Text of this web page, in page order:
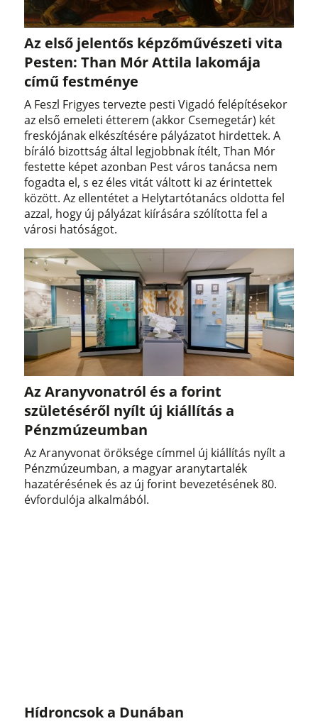
Az első jelentős képzőművészeti vita
Pesten: Than Mór Attila lakomája
című festménye
A Feszl Frigyes tervezte pesti Vigadó felépítésekor
az első emeleti étterem (akkor Csemegetár) két
freskójának elkészítésére pályázatot hirdettek. A
bíráló bizottság által legjobbnak ítélt, Than Mór
festette képet azonban Pest város tanácsa nem
fogadta el, s ez éles vitát váltott ki az érintettek
között. Az ellentétet a Helytartótanács oldotta fel
azzal, hogy új pályázat kiírására szólította fel a
városi hatóságot.
Az Aranyvonatról és a forint
születéséről nyílt új kiállítás a
Pénzmúzeumban
Az Aranyvonat öröksége címmel új kiállítás nyílt a
Pénzmúzeumban, a magyar aranytartalék
hazatérésének és az új forint bevezetésének 80.
évfordulója alkalmából.
Hídroncsok a Dunában